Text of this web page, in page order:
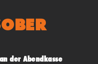
der Abendkasse